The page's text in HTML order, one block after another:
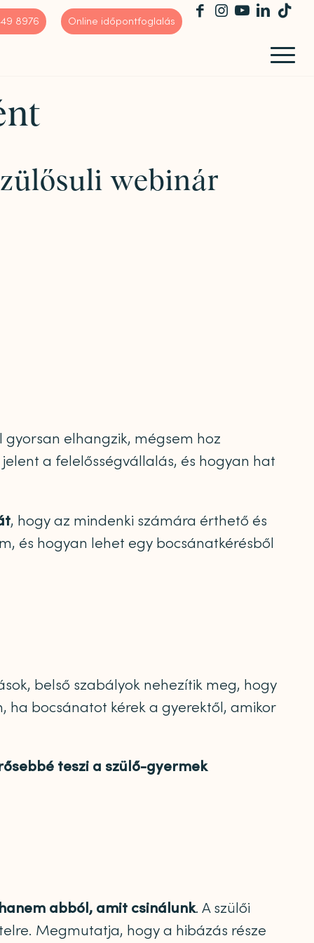
8976 Online időpontfoglalás
webinár
gyorsan elhangzik, mégsem hoz
jelent a felelősségvállalás, és hogyan hat
, hogy az mindenki számára érthető és
és hogyan lehet egy bocsánatkérésből
belső szabályok nehezítik meg, hogy
ha bocsánatot kérek a gyerektől, amikor
teszi a szülő-gyermek
abból, amit csinálunk. A szülői
Megmutatja, hogy a hibázás része